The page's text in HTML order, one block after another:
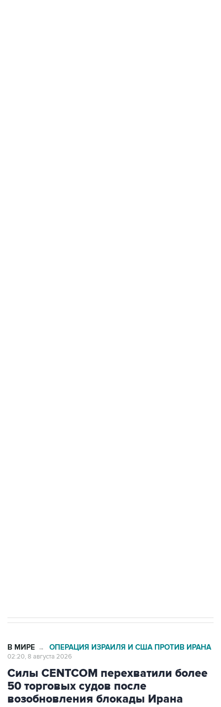
В МИРЕ → ОПЕРАЦИЯ ИЗРАИЛЯ И США ПРОТИВ ИРАНА
02:20, 8 августа 2026
Силы CENTCOM перехватили более
50 торговых судов после
возобновления блокады Ирана